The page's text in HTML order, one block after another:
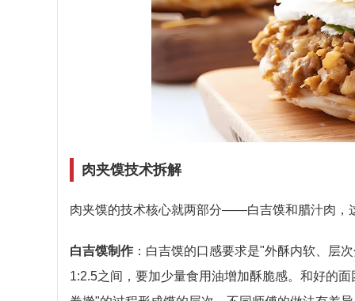
肉夹馍技术拆解
肉夹馍的技术核心就两部分——白吉馍和腊汁肉，
白吉馍制作 ：白吉馍的口感要求是"外酥内软、层
1:2.5之间，要加少量食用油增加酥脆感。和好